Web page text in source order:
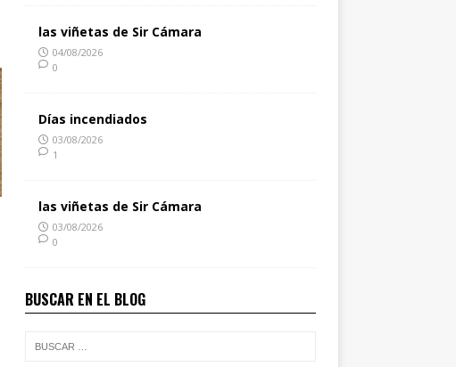
las viñetas de Sir Cámara
04/08/2026
0
Días incendiados
03/08/2026
1
las viñetas de Sir Cámara
03/08/2026
0
BUSCAR EN EL BLOG